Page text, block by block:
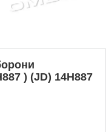
) (JD) 14H887